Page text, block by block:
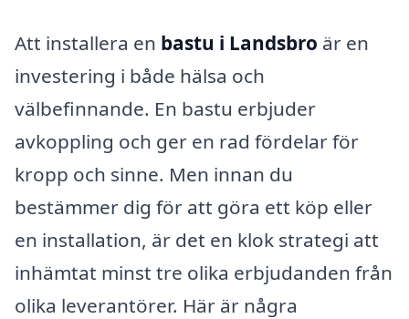
Att installera en bastu i Landsbro är en
investering i både hälsa och
välbefinnande. En bastu erbjuder
avkoppling och ger en rad fördelar för
kropp och sinne. Men innan du
bestämmer dig för att göra ett köp eller
en installation, är det en klok strategi att
inhämtat minst tre olika erbjudanden från
olika leverantörer. Här är några